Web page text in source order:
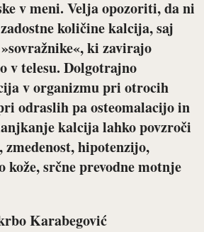
v meni. Velja opozoriti, da ni
količine kalcija, saj
ki zavirajo
v telesu. Dolgotrajno
v organizmu pri otrocih
odraslih pa osteomalacijo in
kalcija lahko povzroči
hipotenzijo,
srčne prevodne motnje
Karabegović